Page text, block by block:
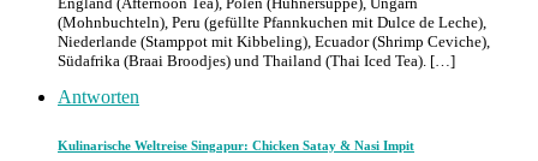
(Mohnbuchteln), Peru (gefüllte Pfannkuchen mit Dulce de Leche),
Niederlande (Stamppot mit Kibbeling), Ecuador (Shrimp Ceviche),
Südafrika (Braai Broodjes) und Thailand (Thai Iced Tea). […]
Antworten
Kulinarische Weltreise Singapur: Chicken Satay & Nasi Impit